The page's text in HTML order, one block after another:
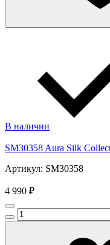
В наличии
SM30358 Aura Silk
Артикул: SM30358
4 990 ₽